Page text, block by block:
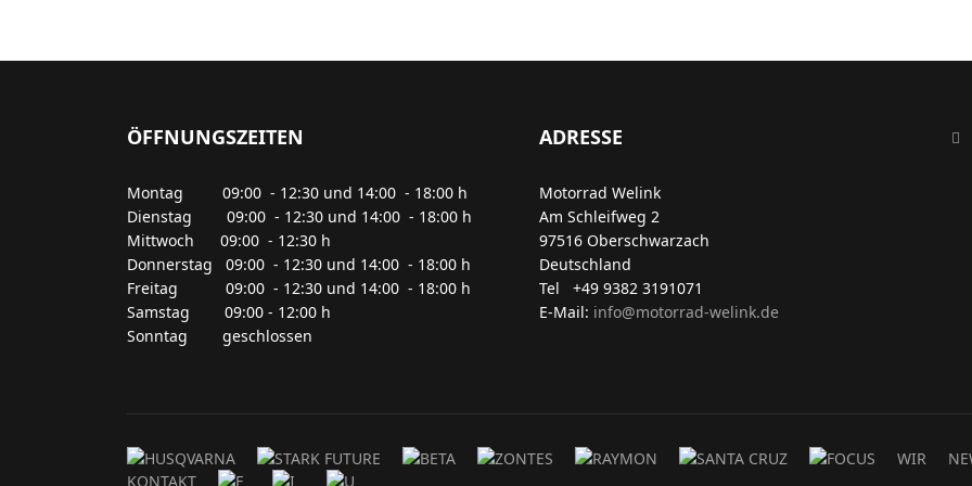
ÖFFNUNGSZEITEN
Montag 09:00 - 12:30 und 14:00 - 18:00 h
Dienstag 09:00 - 12:30 und 14:00 - 18:00 h
Mittwoch 09:00 - 12:30 h
Donnerstag 09:00 - 12:30 und 14:00 - 18:00 h
Freitag 09:00 - 12:30 und 14:00 - 18:00 h
Samstag 09:00 - 12:00 h
Sonntag geschlossen
ADRESSE
Motorrad Welink
Am Schleifweg 2
97516 Oberschwarzach
Deutschland
Tel +49 9382 3191071
E-Mail: info@motorrad-welink.de
WIR
KONTAKT